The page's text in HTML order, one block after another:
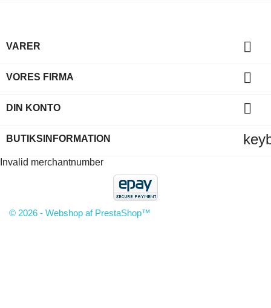
VARER 
VORES FIRMA 
DIN KONTO 
BUTIKSINFORMATION
Invalid merchantnumber
© 2026 - Webshop af PrestaShop™